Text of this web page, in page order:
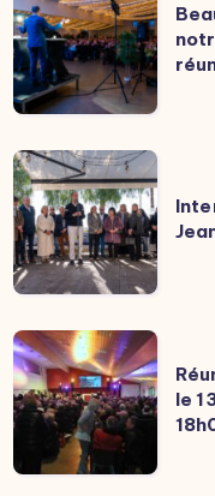
succès
pour
notre
première
réunion
publique
Interview
de
Jean-
Paul
Joseph
Réunion
publique
le
février
le